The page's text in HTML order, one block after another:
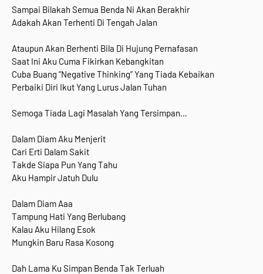
Sampai Bilakah Semua Benda Ni Akan Berakhir
Adakah Akan Terhenti Di Tengah Jalan
Ataupun Akan Berhenti Bila Di Hujung Pernafasan
Saat Ini Aku Cuma Fikirkan Kebangkitan
Cuba Buang “Negative Thinking” Yang Tiada Kebaikan
Perbaiki Diri Ikut Yang Lurus Jalan Tuhan
Semoga Tiada Lagi Masalah Yang Tersimpan…
Dalam Diam Aku Menjerit
Cari Erti Dalam Sakit
Takde Siapa Pun Yang Tahu
Aku Hampir Jatuh Dulu
Dalam Diam Aaa
Tampung Hati Yang Berlubang
Kalau Aku Hilang Esok
Mungkin Baru Rasa Kosong
Dah Lama Ku Simpan Benda Tak Terluah